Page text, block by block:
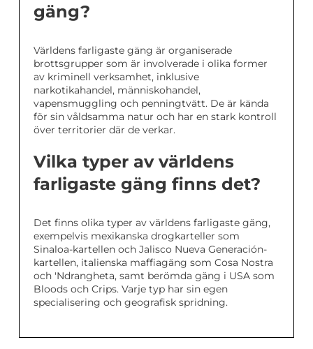
gäng?
Världens farligaste gäng är organiserade
brottsgrupper som är involverade i olika former
av kriminell verksamhet, inklusive
narkotikahandel, människohandel,
vapensmuggling och penningtvätt. De är kända
för sin våldsamma natur och har en stark kontroll
över territorier där de verkar.
Vilka typer av världens
farligaste gäng finns det?
Det finns olika typer av världens farligaste gäng,
exempelvis mexikanska drogkarteller som
Sinaloa-kartellen och Jalisco Nueva Generación-
kartellen, italienska maffiagäng som Cosa Nostra
och 'Ndrangheta, samt berömda gäng i USA som
Bloods och Crips. Varje typ har sin egen
specialisering och geografisk spridning.